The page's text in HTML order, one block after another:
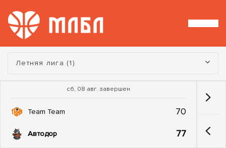
Турнир:
Летняя лига (1)
сб, 08 авг. завершен
Team Team 70
Автодор 77